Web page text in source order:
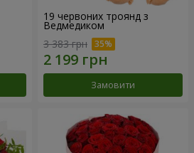
19 червоних троянд з
Ведмедиком
3 383 грн
Замовити